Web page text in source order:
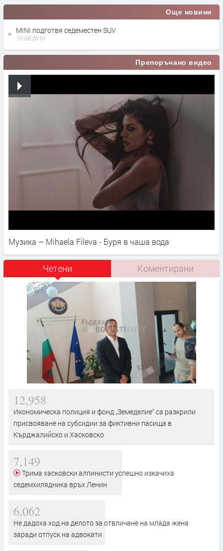
Още новини
MINI подготвя седеместен SUV
10.06.2010
Препоръчано видео
Музика – Mihaela Fileva - Буря в чаша вода
Четени Коментирани
12,958
Икономическа полиция и фонд „Земеделие“ са разкрили
присвояване на субсидии за фиктивни пасища в
Кърджалийско и Хасковско
7,149
седемхилядника връх Ленин
6,062
Не дадоха ход на делото за отвличане на млада жена
заради отпуск на адвокати